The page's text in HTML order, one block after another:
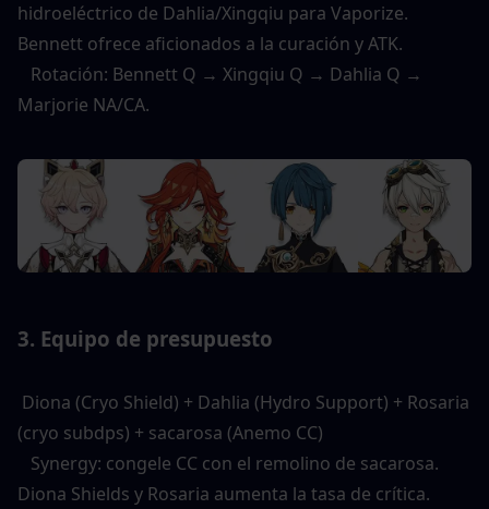
hidroeléctrico de Dahlia/Xingqiu para Vaporize.
Bennett ofrece aficionados a la curación y ATK.
Rotación: Bennett Q → Xingqiu Q → Dahlia Q →
Marjorie NA/CA.
3. Equipo de presupuesto
Diona (Cryo Shield) + Dahlia (Hydro Support) + Rosaria
(cryo subdps) + sacarosa (Anemo CC)
Synergy: congele CC con el remolino de sacarosa.
Diona Shields y Rosaria aumenta la tasa de crítica.